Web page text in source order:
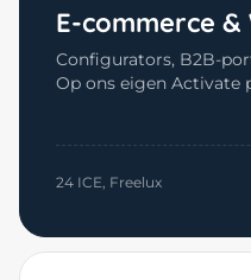
E-commerce &
Configurators, B2B-
Op ons eigen Activate
24 ICE, Freelux